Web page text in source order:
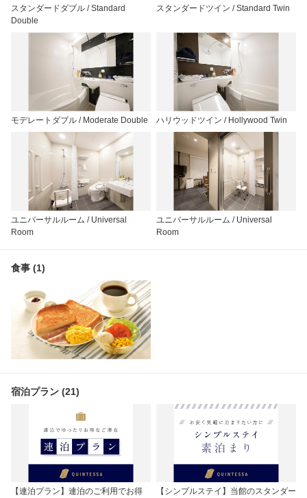
スタンダードダブル / Standard
Double
スタンダードツイン / Standard Twin
モデレートダブル / Moderate Double ハリウッドツイン / Hollywood Twin
ユニバーサルルーム / Universal
Room
ユニバーサルルーム / Universal
Room
食事 (1)
宿泊プラン (21)
【連泊プラン】連泊のご利用でお得
【シンプルステイ】当館のスタンダー